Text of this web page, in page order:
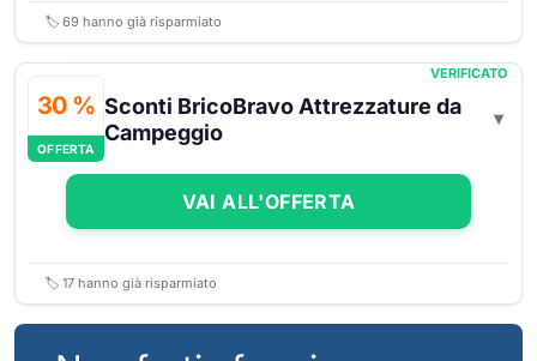
🏷️ 69 hanno già risparmiato
30 %
OFFERTA
VERIFICATO
Sconti BricoBravo Attrezzature da
Campeggio
VAI ALL'OFFERTA
🏷️ 17 hanno già risparmiato